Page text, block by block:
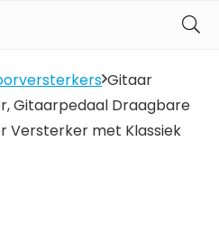
Gitaar
Gitaarpedaal Draagbare
Versterker met Klassiek